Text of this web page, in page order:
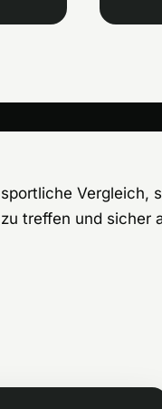
Vergleich,
treffen und sicher